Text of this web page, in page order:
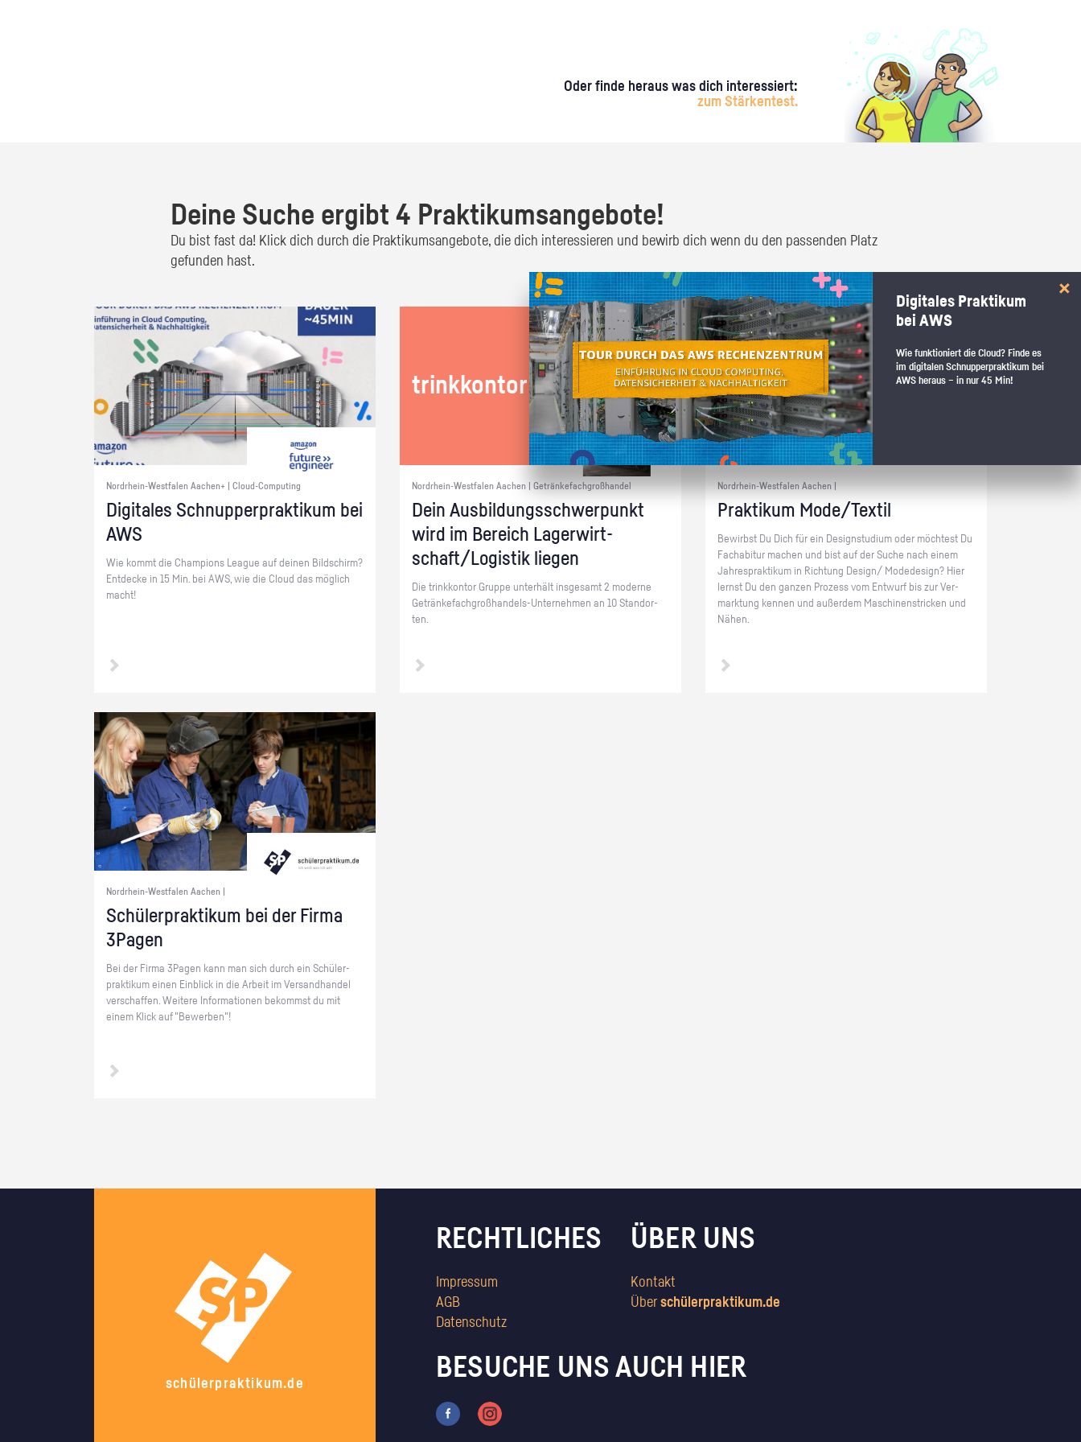
Oder finde heraus was dich interessiert:
zum Stärkentest.
Deine Suche ergibt 4 Praktikumsangebote!
Du bist fast da! Klick dich durch die Praktikumsangebote, die dich interessieren und bewirb dich wenn du den passenden Platz
gefunden hast.
Nordrhein-Westfalen Aachen+ | Cloud-Computing
Di­gi­ta­les Schnup­per­prak­ti­kum bei
AWS
Wie kommt die Cham­pi­ons Le­ague auf dei­nen Bild­schirm?
Ent­de­cke in 15 Min. bei AWS, wie die Cloud das mög­lich
macht!
trink­kon­tor GmbH
Nordrhein-Westfalen Aachen | Getränkefachgroßhandel
Dein Aus­bil­dungs­schwer­punkt
wird im Be­reich La­ger­wirt­
schaft/Lo­gis­tik lie­gen
Die trink­kon­tor Grup­pe un­ter­hält ins­ge­samt 2 mo­der­ne
Ge­trän­ke­fach­groß­han­dels-Un­ter­neh­men an 10 Stand­or­
ten.
ni­na­fu­eh­rer.com
Nordrhein-Westfalen Aachen |
Prak­ti­kum Mode/Tex­til
Be­wirbst Du Dich für ein De­sign­stu­di­um oder möch­test Du
Fach­ab­itur ma­chen und bist auf der Suche nach einem
Jah­resprak­ti­kum in Rich­tung De­sign/ Mo­de­de­sign? Hier
lernst Du den gan­zen Pro­zess vom Ent­wurf bis zur Ver­
mark­tung ken­nen und au­ßer­dem Ma­schi­nen­stri­cken und
Nähen.
Nordrhein-Westfalen Aachen |
Schü­ler­prak­ti­kum bei der Firma
3Pa­gen
Bei der Firma 3Pa­gen kann man sich durch ein Schü­ler­
prak­ti­kum einen Ein­blick in die Ar­beit im Ver­sand­han­del
ver­schaf­fen. Wei­te­re In­for­ma­tio­nen be­kommst du mit
einem Klick auf "Be­wer­ben"!
Digitales Praktikum
bei AWS
Wie funktioniert die Cloud? Finde es
im digitalen Schnupperpraktikum bei
AWS heraus – in nur 45 Min!
schülerpraktikum.de
RECHTLICHES
Impressum
AGB
Datenschutz
ÜBER UNS
Kontakt
Überschülerpraktikum.de
BESUCHE UNS AUCH HIER